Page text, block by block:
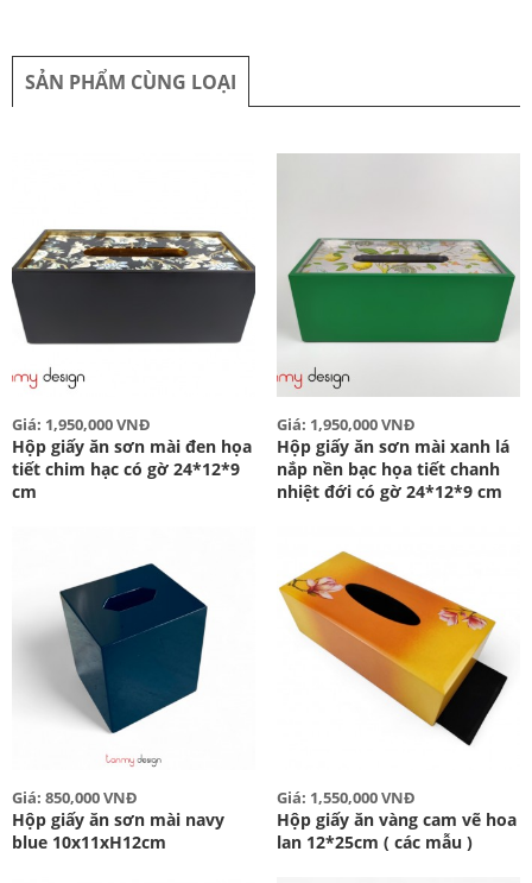
SẢN PHẨM CÙNG LOẠI
Giá: 1,950,000 VNĐ
Hộp giấy ăn sơn mài đen họa
tiết chim hạc có gờ 24*12*9
cm
Giá: 1,950,000 VNĐ
Hộp giấy ăn sơn mài xanh lá
nắp nền bạc họa tiết chanh
nhiệt đới có gờ 24*12*9 cm
Giá: 850,000 VNĐ
Hộp giấy ăn sơn mài navy
blue 10x11xH12cm
Giá: 1,550,000 VNĐ
Hộp giấy ăn vàng cam vẽ hoa
lan 12*25cm ( các mẫu )